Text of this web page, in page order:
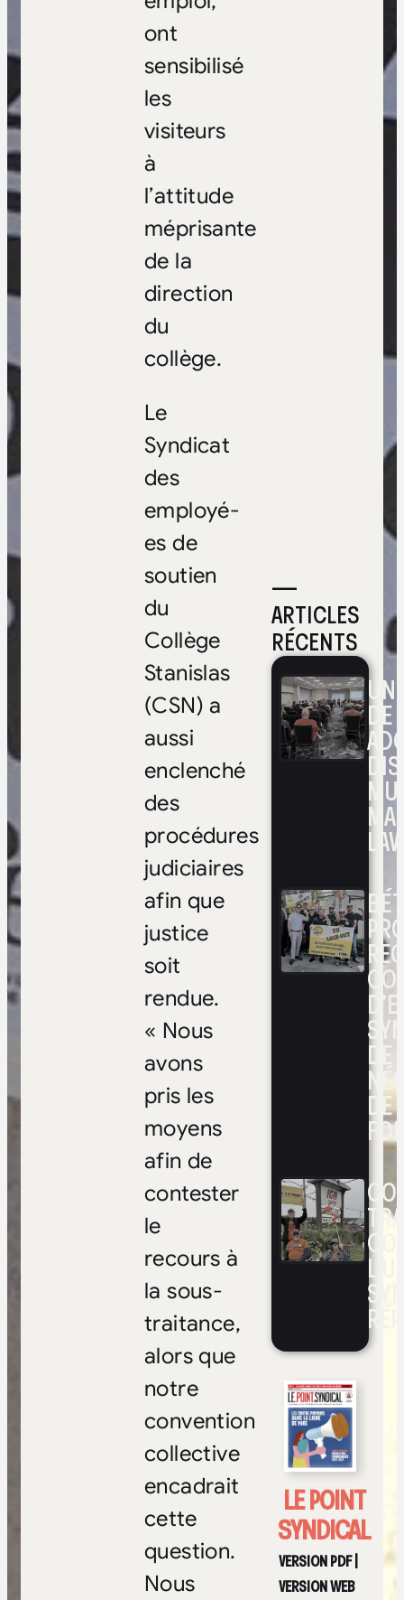
—
ARTICLES
RÉCENTS
DE
DE
DE
FOI
LE POINT
SYNDICAL
VERSION PDF|
VERSION WEB
ont
sensibilisé
les
visiteurs
à
l’attitude
méprisante
de la
direction
du
collège.
Le
Syndicat
des
employé-
es de
soutien
du
Collège
Stanislas
(CSN) a
aussi
enclenché
des
procédures
judiciaires
afin que
justice
soit
rendue.
« Nous
avons
pris les
moyens
afin de
contester
le
recours à
la sous-
traitance,
alors que
notre
convention
collective
encadrait
cette
question.
Nous